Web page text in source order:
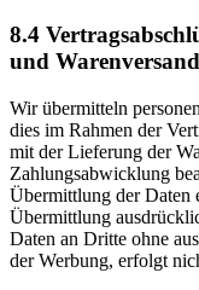
8.4
und Warenversand
Wir übermitteln
dies im Rahmen der
mit der Lieferung der
Zahlungsabwicklung
Übermittlung der Daten
Übermittlung
Daten an Dritte ohne
der Werbung, erfolgt